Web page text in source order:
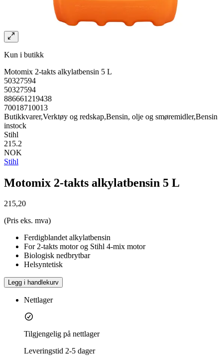
Kun i butikk
Motomix 2-takts alkylatbensin 5 L
50327594
50327594
886661219438
70018710013
Butikkvarer,Verktøy og redskap,Bensin, olje og smøremidler,Bensin
instock
Stihl
215.2
NOK
Stihl
Motomix 2-takts alkylatbensin 5 L
215,20
(Pris eks. mva)
Ferdigblandet alkylatbensin
For 2-takts motor og Stihl 4-mix motor
Biologisk nedbrytbar
Helsyntetisk
Legg i handlekurv
Nettlager
Tilgjengelig på nettlager
Leveringstid 2-5 dager